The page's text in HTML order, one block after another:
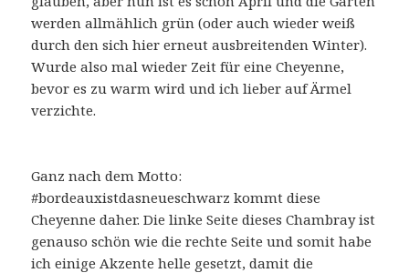
werden allmählich grün (oder auch wieder weiß
durch den sich hier erneut ausbreitenden Winter).
Wurde also mal wieder Zeit für eine Cheyenne,
bevor es zu warm wird und ich lieber auf Ärmel
verzichte.
Ganz nach dem Motto:
#bordeauxistdasneueschwarz kommt diese
Cheyenne daher. Die linke Seite dieses Chambray ist
genauso schön wie die rechte Seite und somit habe
ich einige Akzente helle gesetzt, damit die